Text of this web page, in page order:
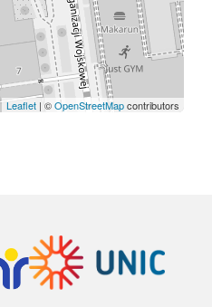
Leaflet| ©OpenStreetMapcontributors